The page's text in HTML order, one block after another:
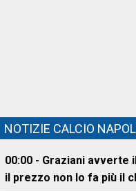
NOTIZIE CALCIO
00:00 - Graziani avverte
il prezzo non lo fa più il